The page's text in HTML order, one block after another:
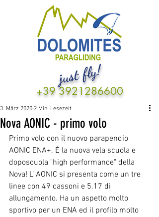
+39 3921286600
just fly!
Nova AONIC - primo volo
3. März 2020 2 Min. Lesezeit
Primo volo con il nuovo parapendio
AONIC ENA+. È la nuova vela scuola e
doposcuola "high performance" della
Nova! L’ AONIC si presenta come un tre
linee con 49 cassoni e 5.17 di
allungamento. Ha un aspetto molto
sportivo per un ENA ed il profilo molto